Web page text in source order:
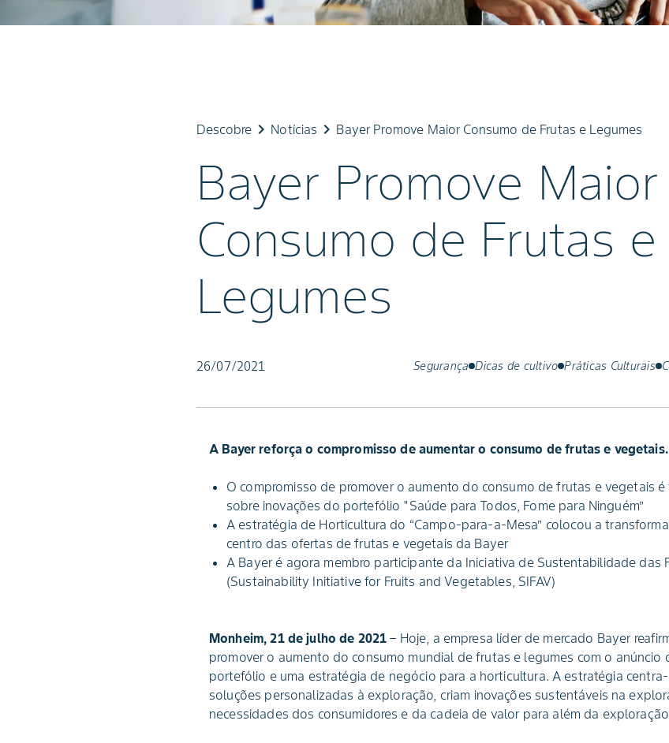
Descobre keyboard_arrow_right Notícias keyboard_arrow_right Bayer Promove Maior Consumo de Frutas e Legumes
Bayer Promove Maior
Consumo de Frutas e
Legumes
26/07/2021 Segurança Dicas de cultivo Práticas Culturais
A Bayer reforça o compromisso de aumentar o consumo de frutas e vegetais.
O compromisso de promover o aumento do consumo de frutas e vegetais
sobre inovações do portefólio "Saúde para Todos, Fome para Ninguém”
A estratégia de Horticultura do “Campo-para-a-Mesa” colocou a
centro das ofertas de frutas e vegetais da Bayer
A Bayer é agora membro participante da Iniciativa de Sustentabilidade das
(Sustainability Initiative for Fruits and Vegetables, SIFAV)
Monheim, 21 de julho de 2021 – Hoje, a empresa líder de mercado Bayer
promover o aumento do consumo mundial de frutas e legumes com o anúncio
portefólio e uma estratégia de negócio para a horticultura. A estratégia
soluções personalizadas à exploração, criam inovações sustentáveis na
necessidades dos consumidores e da cadeia de valor para além da